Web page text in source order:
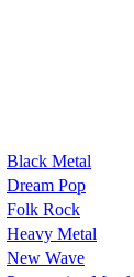
Black Metal
Dream Pop
Folk Rock
Heavy Metal
New Wave